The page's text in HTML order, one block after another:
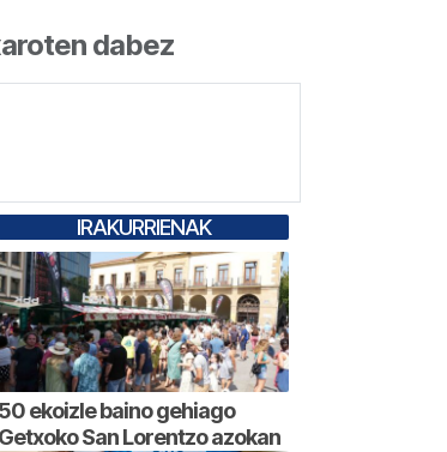
dabez
IRAKURRIENAK
50 ekoizle baino gehiago
Getxoko San Lorentzo azokan